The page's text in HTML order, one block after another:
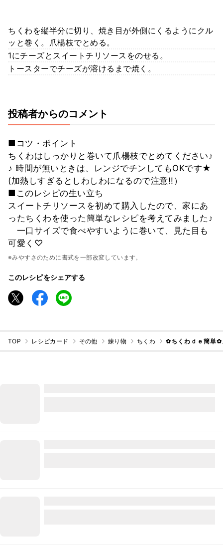
ちくわを縦半分に切り、焼き目が外側にくるようにクル
ッと巻く。爪楊枝でとめる。
1にチーズとスイートチリソースをのせる。
トースターでチーズが溶けるまで焼く。
投稿者からのコメント
■コツ・ポイント
ちくわはしっかりと巻いて爪楊枝でとめてください♪
♪ 時間が無いときは、レンジでチンしてもOKです★
(加熱しすぎるとしわしわになるので注意!!）
■このレシピの生い立ち
スイートチリソースを初めて購入したので、家にあ
ったちくわを使った簡単なレシピを考えてみました♪
一口サイズで食べやすいように巻いて、見た目も
可愛く♡
※みやすさのために書式を一部改変しています。
このレシピをシェアする
TOP レシピカード その他 練り物 ちくわ ✿ちくわｄｅ簡単✿